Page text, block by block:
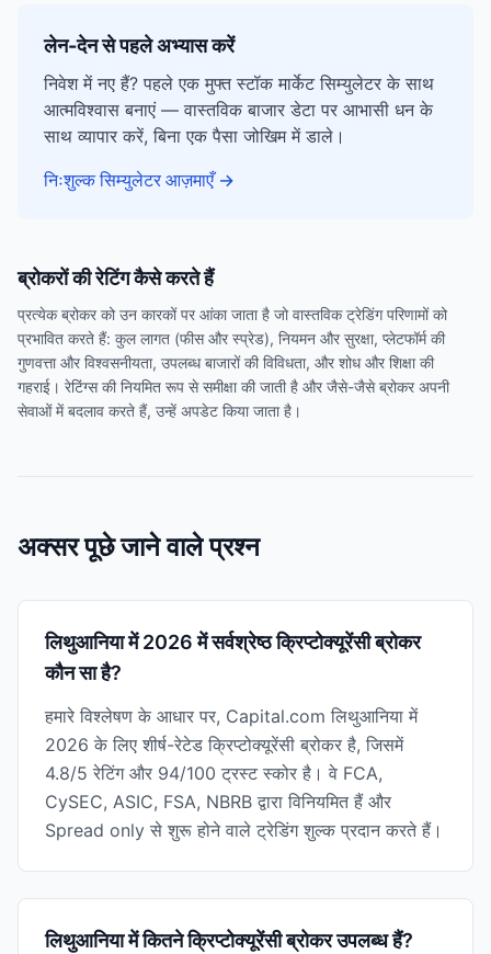
लेन-देन से पहले अभ्यास करें
निवेश में नए हैं? पहले एक मुफ्त स्टॉक मार्केट सिम्युलेटर के साथ
आत्मविश्वास बनाएं — वास्तविक बाजार डेटा पर आभासी धन के
साथ व्यापार करें, बिना एक पैसा जोखिम में डाले।
निःशुल्क सिम्युलेटर आज़माएँ →
ब्रोकरों की रेटिंग कैसे करते हैं
प्रत्येक ब्रोकर को उन कारकों पर आंका जाता है जो वास्तविक ट्रेडिंग परिणामों को
प्रभावित करते हैं: कुल लागत (फीस और स्प्रेड), नियमन और सुरक्षा, प्लेटफॉर्म की
गुणवत्ता और विश्वसनीयता, उपलब्ध बाजारों की विविधता, और शोध और शिक्षा की
गहराई। रेटिंग्स की नियमित रूप से समीक्षा की जाती है और जैसे-जैसे ब्रोकर अपनी
सेवाओं में बदलाव करते हैं, उन्हें अपडेट किया जाता है।
अक्सर पूछे जाने वाले प्रश्न
लिथुआनिया में 2026 में सर्वश्रेष्ठ क्रिप्टोक्यूरेंसी ब्रोकर
कौन सा है?
हमारे विश्लेषण के आधार पर, Capital.com लिथुआनिया में
2026 के लिए शीर्ष-रेटेड क्रिप्टोक्यूरेंसी ब्रोकर है, जिसमें
4.8/5 रेटिंग और 94/100 ट्रस्ट स्कोर है। वे FCA,
CySEC, ASIC, FSA, NBRB द्वारा विनियमित हैं और
Spread only से शुरू होने वाले ट्रेडिंग शुल्क प्रदान करते हैं।
लिथुआनिया में कितने क्रिप्टोक्यूरेंसी ब्रोकर उपलब्ध हैं?